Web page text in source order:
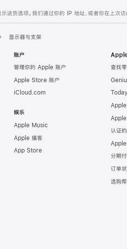
送货选项。我们通过你的 IP 地址，或者你在上次
显示器与支架
账户
管理你的 Apple 账户
Apple Store 账户
iCloud.com
娱乐
Apple Music
Apple 播客
App Store
查找
Apple
认证
分期
订单
选购